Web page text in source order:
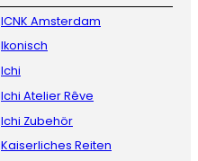
ICNK Amsterdam
Ikonisch
Ichi
Ichi Atelier Rêve
Ichi Zubehör
Kaiserliches Reiten